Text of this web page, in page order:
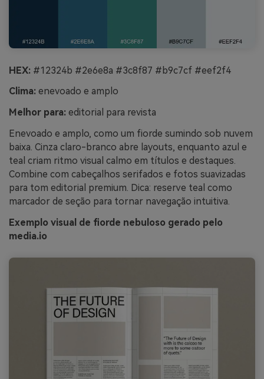
HEX: #12324b #2e6e8a #3c8f87 #b9c7cf #eef2f4
Clima: enevoado e amplo
Melhor para: editorial para revista
Enevoado e amplo, como um fiorde sumindo sob nuvem
baixa. Cinza claro-branco abre layouts, enquanto azul e
teal criam ritmo visual calmo em títulos e destaques.
Combine com cabeçalhos serifados e fotos suavizadas
para tom editorial premium. Dica: reserve teal como
marcador de seção para tornar navegação intuitiva.
Exemplo visual de fiorde nebuloso gerado pelo
media.io